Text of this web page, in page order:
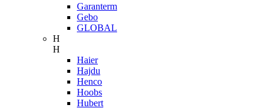
Garanterm
Gebo
GLOBAL
H
H
Haier
Hajdu
Henco
Hoobs
Hubert